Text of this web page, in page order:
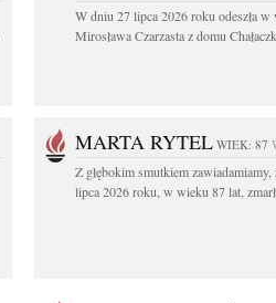
W dniu 27 lipca 2026 roku odeszła
Mirosława Czarzasta z domu
MARTA RYTEL WIEK: 87
Z głębokim smutkiem zawiadamiamy,
lipca 2026 roku, w wieku 87 lat,